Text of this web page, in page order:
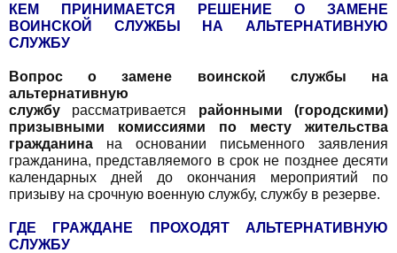
КЕМ ПРИНИМАЕТСЯ РЕШЕНИЕ О ЗАМЕНЕ
ВОИНСКОЙ СЛУЖБЫ НА АЛЬТЕРНАТИВНУЮ
СЛУЖБУ
Вопрос о замене воинской службы на
альтернативную
службу рассматривается районными (городскими)
призывными комиссиями по месту жительства
гражданина на основании письменного заявления
гражданина, представляемого в срок не позднее десяти
календарных дней до окончания мероприятий по
призыву на срочную военную службу, службу в резерве.
ГДЕ ГРАЖДАНЕ ПРОХОДЯТ АЛЬТЕРНАТИВНУЮ
СЛУЖБУ